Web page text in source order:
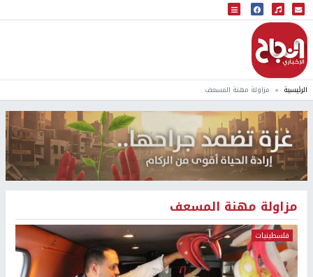
البث المباشر
إذاعة النجاح
الرئيسية مزاولة مهنة المسعف
مزاولة مهنة المسعف
فلسطينيات